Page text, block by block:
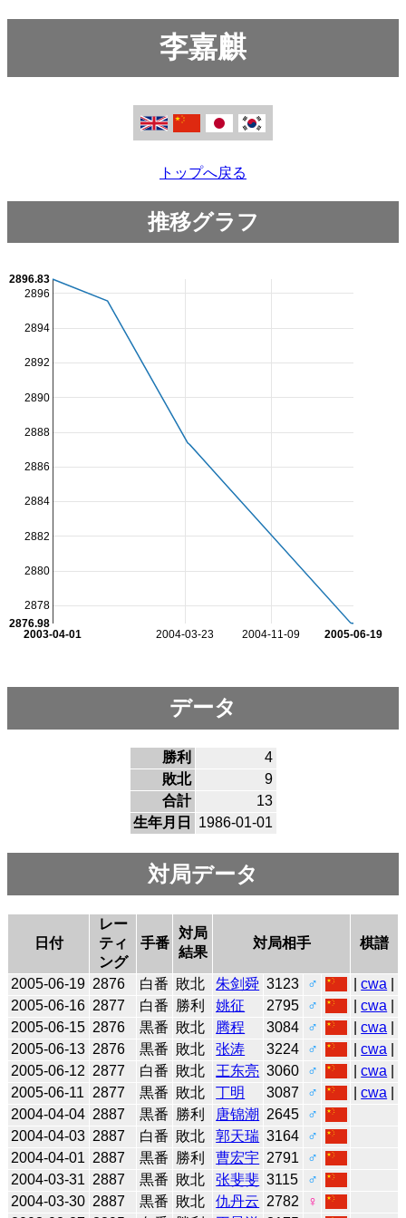
李嘉麒
トップへ戻る
推移グラフ
2004-03-23 2004-11-09
2003-04-01 2005-06-19
2878
2880
2882
2884
2886
2888
2890
2892
2894
2896
2876.98
2896.83
データ
勝利
4
敗北
9
合計
13
生年月日
1986-01-01
対局データ
日付
レー
ティ
ング
手番
対局
結果
対局相手 棋譜
2005-06-19 2876 白番 敗北 朱剑舜 3123 ♂ |cwa
2005-06-16 2877 白番 勝利 姚征 2795 ♂ |cwa
2005-06-15 2876 黒番 敗北 腾程 3084 ♂ |cwa
2005-06-13 2876 黒番 敗北 张涛 3224 ♂ |cwa
2005-06-12 2877 白番 敗北 王东亮 3060 ♂ |cwa
2005-06-11
2877 黒番 敗北 丁明 3087 ♂ |cwa
2004-04-04 2887 黒番 勝利 唐锦潮 2645
♂
2004-04-03 2887 白番 敗北 郭天瑞 3164
♂
2004-04-01 2887 黒番 勝利 曹宏宇 2791
♂
2004-03-31 2887 黒番 敗北 张斐斐 3115
♂
2004-03-30 2887 黒番 敗北 仇丹云 2782
♀